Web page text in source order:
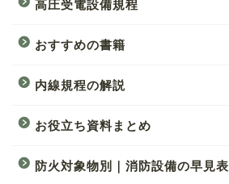
高圧受電設備規程
おすすめの書籍
内線規程の解説
お役立ち資料まとめ
防火対象物別｜消防設備の早見表